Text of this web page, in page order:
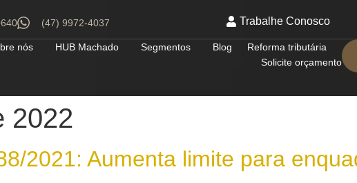
(47) 9972-4037 Trabalhe Conosco
nós HUB Machado Segmentos Blog
Reforma tributária
Solicite orçamento
2022
2021: Aumenta limite para